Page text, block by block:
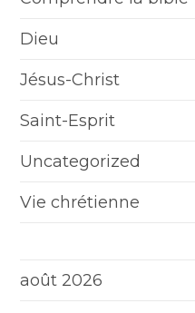
Dieu
Jésus-Christ
Saint-Esprit
Uncategorized
Vie chrétienne
août 2026